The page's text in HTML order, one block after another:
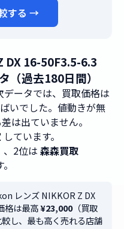
する →
DX 16-50F3.5-6.3
（過去180日間）
ータでは、買取価格は
いでした。値動きが無
は出ていません。
しています。
、2位は 森森買取
レンズ NIKKOR Z DX
格は最高¥23,000（買取
し、最も高く売れる店舗